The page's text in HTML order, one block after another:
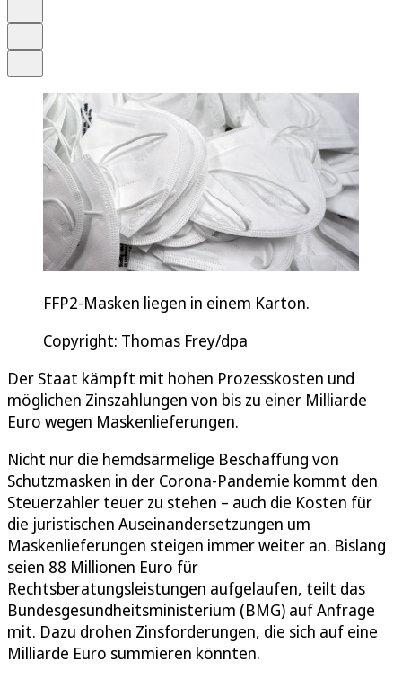
FFP2-Masken liegen in einem Karton.
Copyright: Thomas Frey/dpa
Der Staat kämpft mit hohen Prozesskosten und
möglichen Zinszahlungen von bis zu einer Milliarde
Euro wegen Maskenlieferungen.
Nicht nur die hemdsärmelige Beschaffung von
Schutzmasken in der Corona-Pandemie kommt den
Steuerzahler teuer zu stehen – auch die Kosten für
die juristischen Auseinandersetzungen um
Maskenlieferungen steigen immer weiter an. Bislang
seien 88 Millionen Euro für
Rechtsberatungsleistungen aufgelaufen, teilt das
Bundesgesundheitsministerium (BMG) auf Anfrage
mit. Dazu drohen Zinsforderungen, die sich auf eine
Milliarde Euro summieren könnten.